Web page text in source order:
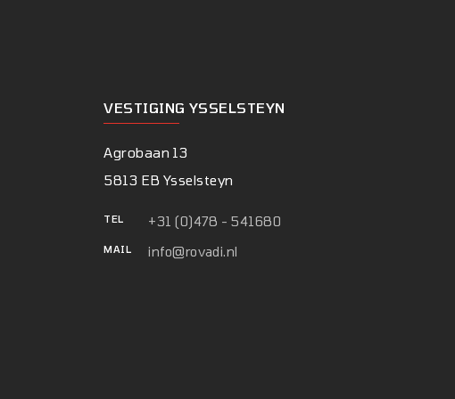
VESTIGING YSSELSTEYN
Agrobaan 13
5813 EB Ysselsteyn
TEL +31 (0)478 - 541680
MAIL info@rovadi.nl